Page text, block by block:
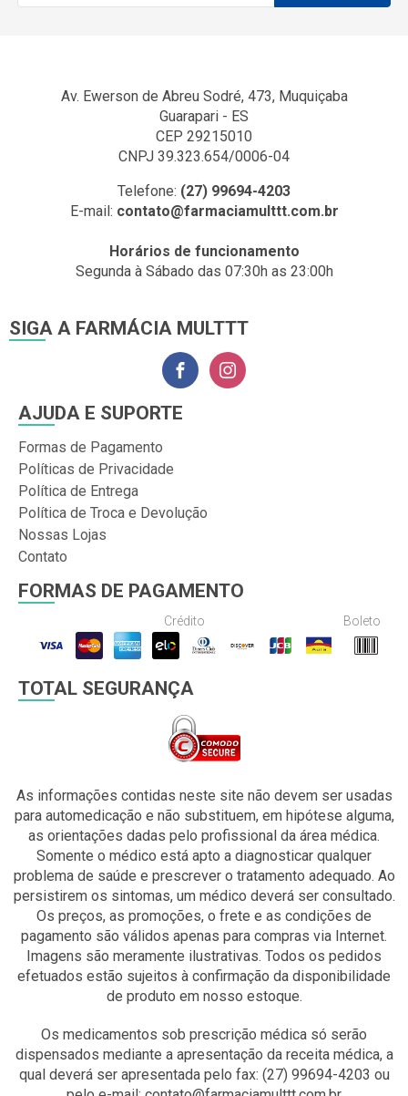
Av. Ewerson de Abreu Sodré, 473, Muquiçaba
Guarapari - ES
CEP 29215010
CNPJ 39.323.654/0006-04
Telefone: (27) 99694-4203
E-mail: contato@farmaciamulttt.com.br
Horários de funcionamento
Segunda à Sábado das 07:30h as 23:00h
SIGA A FARMÁCIA MULTTT
AJUDA E SUPORTE
Formas de Pagamento
Políticas de Privacidade
Política de Entrega
Política de Troca e Devolução
Nossas Lojas
Contato
FORMAS DE PAGAMENTO
Crédito Boleto
TOTAL SEGURANÇA
As informações contidas neste site não devem ser usadas
para automedicação e não substituem, em hipótese alguma,
as orientações dadas pelo profissional da área médica.
Somente o médico está apto a diagnosticar qualquer
problema de saúde e prescrever o tratamento adequado. Ao
persistirem os sintomas, um médico deverá ser consultado.
Os preços, as promoções, o frete e as condições de
pagamento são válidos apenas para compras via Internet.
Imagens são meramente ilustrativas. Todos os pedidos
efetuados estão sujeitos à confirmação da disponibilidade
de produto em nosso estoque.
Os medicamentos sob prescrição médica só serão
dispensados mediante a apresentação da receita médica, a
qual deverá ser apresentada pelo fax: (27) 99694-4203 ou